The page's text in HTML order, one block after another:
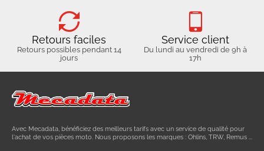
Retours faciles
Retours possibles pendant 14
jours
Service client
Du lundi au vendredi de 9h à
17h
Avec Mecadata, bénéficiez des meilleurs tarifs avec un service de qualité pour
l'achat de vos pièces moto. Nous proposons les marques : Ohlins, TRW, Remus ...